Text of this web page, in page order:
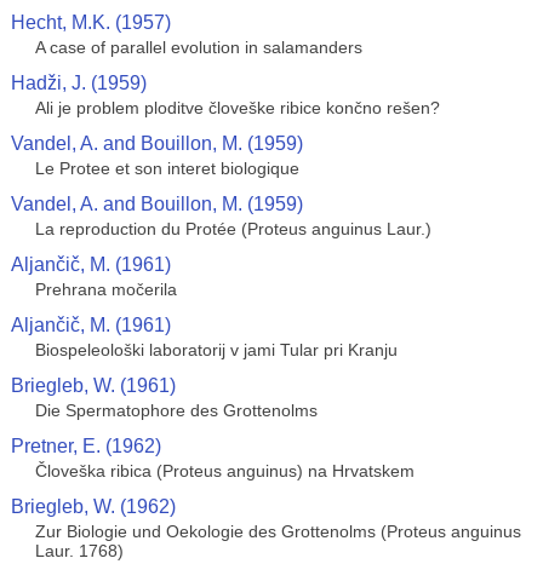
Hecht, M.K. (1957)
A case of parallel evolution in salamanders
Hadži, J. (1959)
Ali je problem ploditve človeške ribice končno rešen?
Vandel, A. and Bouillon, M. (1959)
Le Protee et son interet biologique
Vandel, A. and Bouillon, M. (1959)
La reproduction du Protée (Proteus anguinus Laur.)
Aljančič, M. (1961)
Prehrana močerila
Aljančič, M. (1961)
Biospeleološki laboratorij v jami Tular pri Kranju
Briegleb, W. (1961)
Die Spermatophore des Grottenolms
Pretner, E. (1962)
Človeška ribica (Proteus anguinus) na Hrvatskem
Briegleb, W. (1962)
Zur Biologie und Oekologie des Grottenolms (Proteus anguinus
Laur. 1768)